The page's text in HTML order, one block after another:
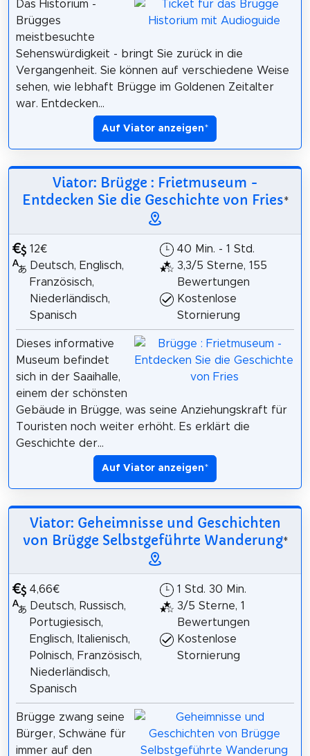
Das Historium -
Brügges
meistbesuchte
Sehenswürdigkeit - bringt Sie zurück in die
Vergangenheit. Sie können auf verschiedene Weise
sehen, wie lebhaft Brügge im Goldenen Zeitalter
war. Entdecken...
Auf Viator anzeigen*
Viator: Brügge : Frietmuseum -
Entdecken Sie die Geschichte von Fries*
12€
Deutsch, Englisch,
Französisch,
Niederländisch,
Spanisch
40 Min. - 1 Std.
3,3/5 Sterne, 155
Bewertungen
Kostenlose
Stornierung
Dieses informative
Museum befindet
sich in der Saaihalle,
einem der schönsten
Gebäude in Brügge, was seine Anziehungskraft für
Touristen noch weiter erhöht. Es erklärt die
Geschichte der...
Auf Viator anzeigen*
Viator: Geheimnisse und Geschichten
von Brügge Selbstgeführte Wanderung*
4,66€
Deutsch, Russisch,
Portugiesisch,
Englisch, Italienisch,
Polnisch, Französisch,
Niederländisch,
Spanisch
1 Std. 30 Min.
3/5 Sterne, 1
Bewertungen
Kostenlose
Stornierung
Brügge zwang seine
Bürger, Schwäne für
immer auf den